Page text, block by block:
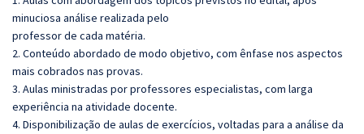
minuciosa análise realizada pelo
professor de cada matéria.
2. Conteúdo abordado de modo objetivo, com ênfase nos aspectos
mais cobrados nas provas.
3. Aulas ministradas por professores especialistas, com larga
experiência na atividade docente.
4. Disponibilização de aulas de exercícios, voltadas para a análise da